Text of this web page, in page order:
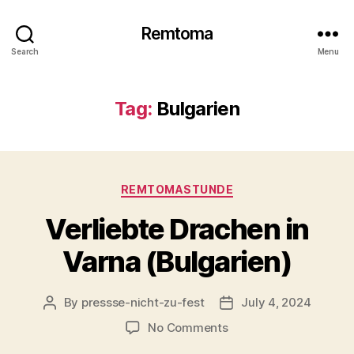
Search
Remtoma
Menu
Tag: Bulgarien
Categories
REMTOMASTUNDE
Verliebte Drachen in
Varna (Bulgarien)
Post
By pressse-nicht-zu-fest
PostJuly 4, 2024
No Commentson